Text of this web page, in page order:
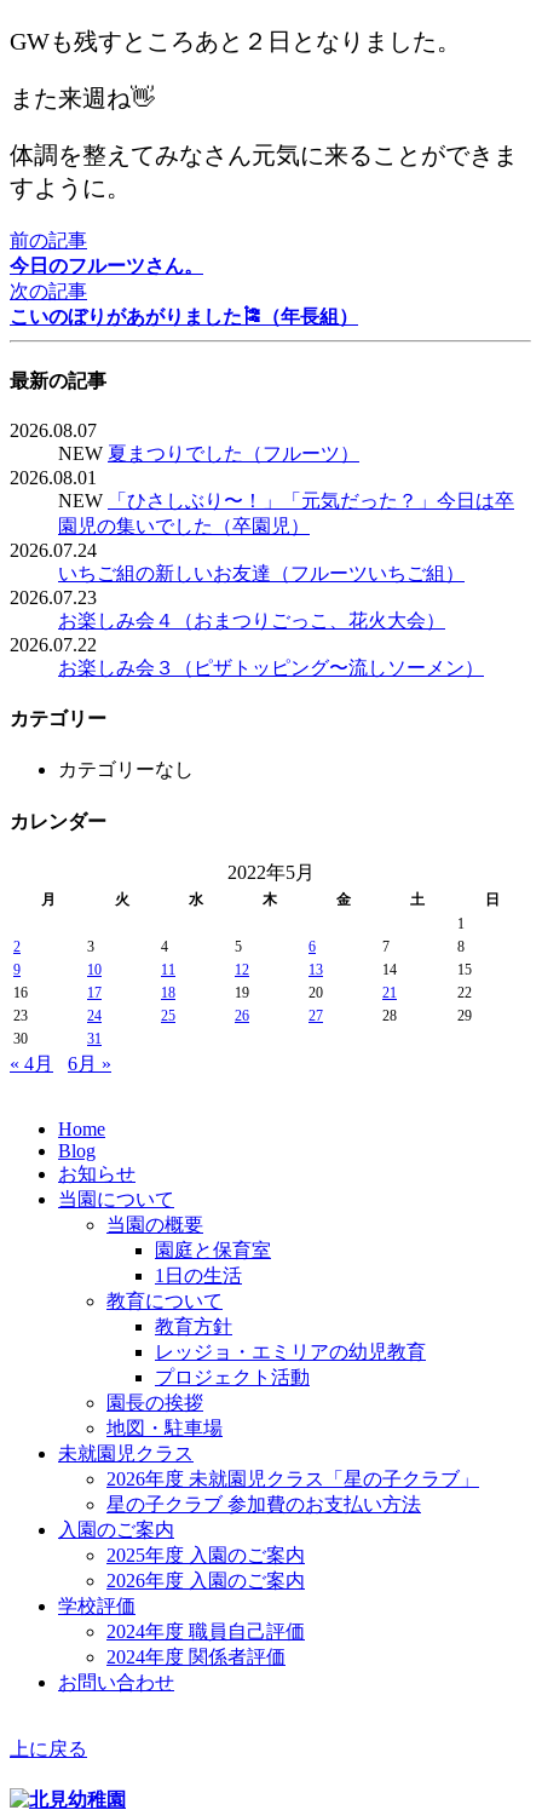
GWも残すところあと２日となりました。
また来週ね👋
体調を整えてみなさん元気に来ることができま
すように。
前の記事
今日のフルーツさん。
次の記事
こいのぼりがあがりました🎏（年長組）
最新の記事
2026.08.07
NEW 夏まつりでした（フルーツ）
2026.08.01
NEW
「ひさしぶり〜！」「元気だった？」今日は卒
園児の集いでした（卒園児）
2026.07.24
いちご組の新しいお友達（フルーツいちご組）
2026.07.23
お楽しみ会４（おまつりごっこ、花火大会）
2026.07.22
お楽しみ会３（ピザトッピング〜流しソーメン）
カテゴリー
カテゴリーなし
カレンダー
2022年5月
月 火 水 木 金 土
日
1
2
3 4 5 6 7
8
9
10 11 12 13 14
15
16
17 18 19 20 21
22
23
24 25 26 27 28
29
30
31
« 4月 6月 »
Home
Blog
お知らせ
当園について
当園の概要
園庭と保育室
1日の生活
教育について
教育方針
レッジョ・エミリアの幼児教育
プロジェクト活動
園長の挨拶
地図・駐車場
未就園児クラス
2026年度 未就園児クラス「星の子クラブ」
星の子クラブ 参加費のお支払い方法
入園のご案内
2025年度 入園のご案内
2026年度 入園のご案内
学校評価
2024年度 職員自己評価
2024年度 関係者評価
お問い合わせ
上に戻る